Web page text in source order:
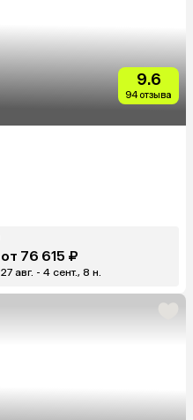
9.6
94 отзыва
от 76 615 ₽
27 авг. - 4 сент., 8 н.